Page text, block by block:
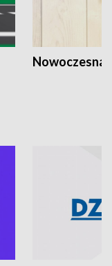
Nowoczesna